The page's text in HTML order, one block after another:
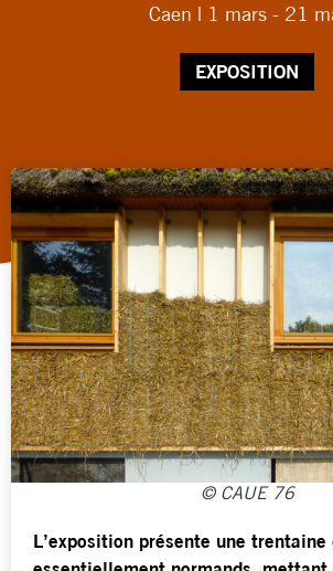
Caen | 1 mars - 21
EXPOSITION
© CAUE 76
L’exposition présente une